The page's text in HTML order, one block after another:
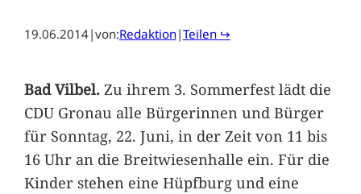
19.06.2014|von:Redaktion|Teilen ↪
Bad Vilbel.Zu ihrem 3. Sommerfest lädt die
CDU Gronau alle Bürgerinnen und Bürger
für Sonntag, 22. Juni, in der Zeit von 11 bis
16 Uhr an die Breitwiesenhalle ein. Für die
Kinder stehen eine Hüpfburg und eine